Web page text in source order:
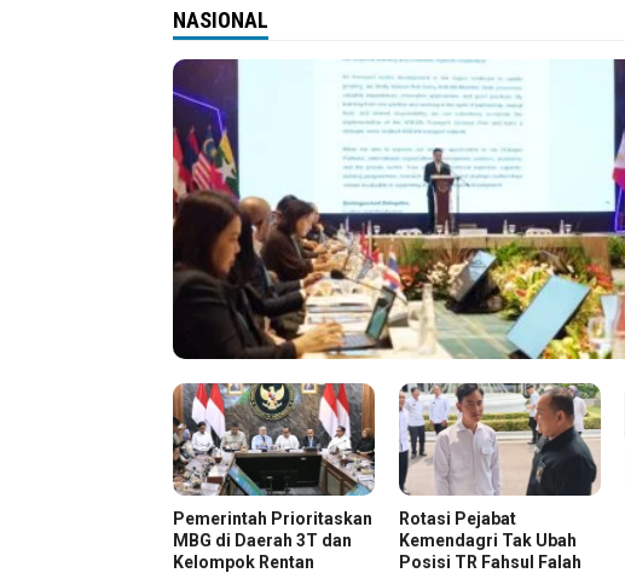
NASIONAL
Pemerintah Prioritaskan
MBG di Daerah 3T dan
Kelompok Rentan
Rotasi Pejabat
Kemendagri Tak Ubah
Posisi TR Fahsul Falah